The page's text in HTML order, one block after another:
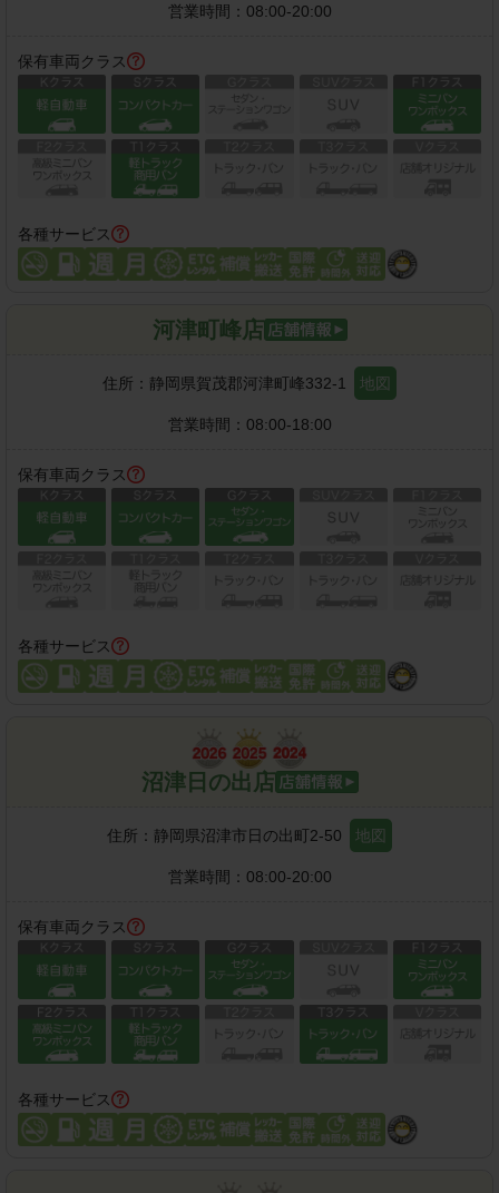
営業時間： 08:00-20:00
保有車両クラス
各種サービス
河津町峰店
住所： 静岡県賀茂郡河津町峰332-1 地図
営業時間： 08:00-18:00
保有車両クラス
各種サービス
沼津日の出店
住所： 静岡県沼津市日の出町2-50 地図
営業時間： 08:00-20:00
保有車両クラス
各種サービス